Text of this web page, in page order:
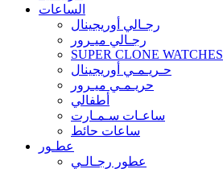
الساعات
رجـالي أوريجينال
رجـالي ميـرور
SUPER CLONE WATCHES
حـريـمـي أوريجينال
حريـمـي ميـرور
أطفالي
ساعـات سـمـارت
ساعات حائط
عطـور
عطور رجـالـي